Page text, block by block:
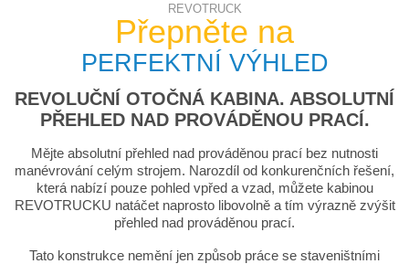
REVOTRUCK
Přepněte na
PERFEKTNÍ VÝHLED
REVOLUČNÍ OTOČNÁ KABINA. ABSOLUTNÍ
PŘEHLED NAD PROVÁDĚNOU PRACÍ.
Mějte absolutní přehled nad prováděnou prací bez nutnosti
manévrování celým strojem. Narozdíl od konkurenčních řešení,
která nabízí pouze pohled vpřed a vzad, můžete kabinou
REVOTRUCKU natáčet naprosto libovolně a tím výrazně zvýšit
přehled nad prováděnou prací.
Tato konstrukce nemění jen způsob práce se staveništními